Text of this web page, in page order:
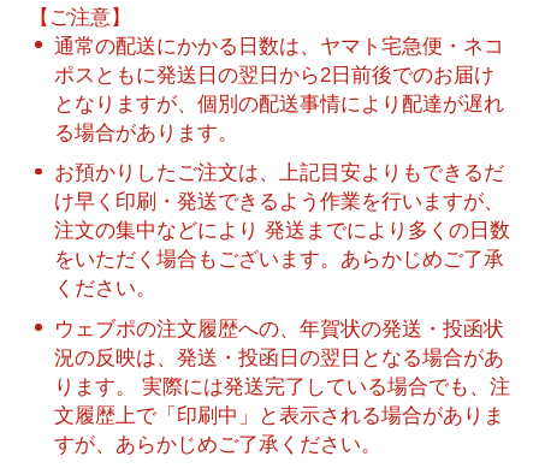
【ご注意】
通常の配送にかかる日数は、ヤマト宅急便・ネコ
ポスともに発送日の翌日から2日前後でのお届け
となりますが、個別の配送事情により配達が遅れ
る場合があります。
お預かりしたご注文は、上記目安よりもできるだ
け早く印刷・発送できるよう作業を行いますが、
注文の集中などにより 発送までにより多くの日数
をいただく場合もございます。あらかじめご了承
ください。
ウェブポの注文履歴への、年賀状の発送・投函状
況の反映は、発送・投函日の翌日となる場合があ
ります。 実際には発送完了している場合でも、注
文履歴上で「印刷中」と表示される場合がありま
すが、あらかじめご了承ください。